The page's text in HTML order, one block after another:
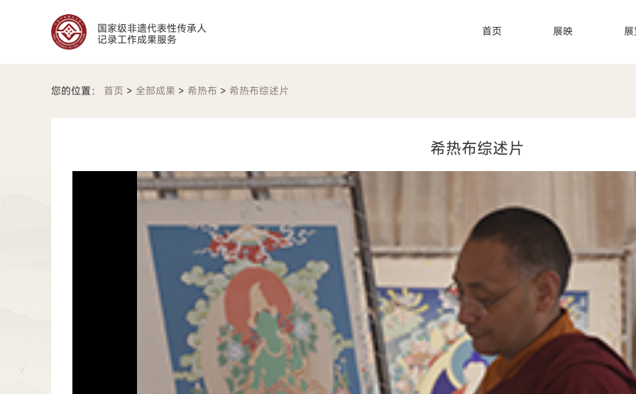
国家级非遗代表性传承人
记录工作成果服务
首页 展映
您的位置： 首页 > 全部成果 > 希热布 > 希热布综述片
希热布综述片
传承人